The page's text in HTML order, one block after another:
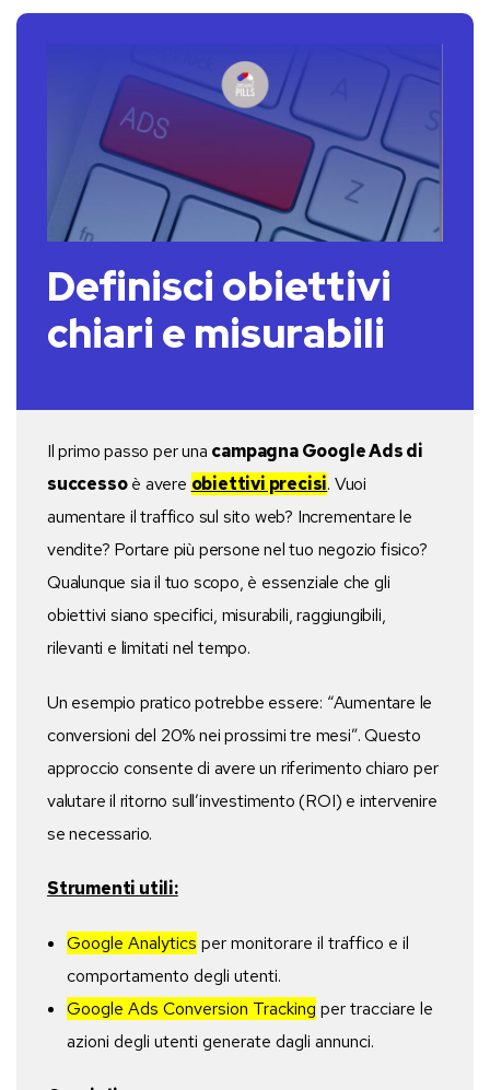
Definisci obiettivi
chiari e misurabili
Il primo passo per una campagna Google Ads di
successoè avere obiettivi precisi. Vuoi
aumentare il traffico sul sito web? Incrementare le
vendite? Portare più persone nel tuo negozio fisico?
Qualunque sia il tuo scopo, è essenziale che gli
obiettivi siano specifici, misurabili, raggiungibili,
rilevanti e limitati nel tempo.
Un esempio pratico potrebbe essere: “Aumentare le
conversioni del 20% nei prossimi tre mesi”. Questo
approccio consente di avere un riferimento chiaro per
valutare il ritorno sull’investimento (ROI) e intervenire
se necessario.
Strumenti utili:
Google Analytics per monitorare il traffico e il
comportamento degli utenti.
Google Ads Conversion Tracking per tracciare le
azioni degli utenti generate dagli annunci.